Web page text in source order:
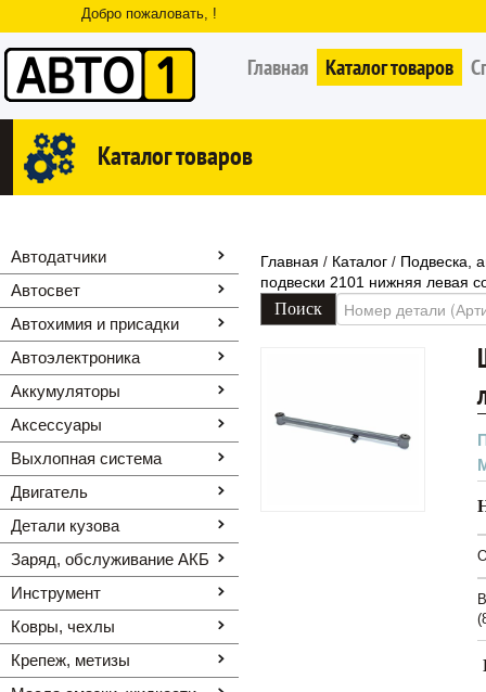
Добро пожаловать, !
Главная Каталог товаров
Каталог товаров
Автодатчики
Автосвет
Автохимия и присадки
Автоэлектроника
Аккумуляторы
Аксессуары
Выхлопная система
Двигатель
Детали кузова
Заряд, обслуживание АКБ
Инструмент
Ковры, чехлы
Крепеж, метизы
Главная / Каталог / Подвеска,
подвески 2101 нижняя левая